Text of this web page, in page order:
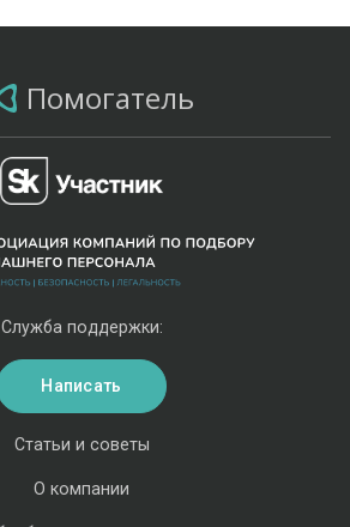
Помогатель
Статьи и советы
О компании
Служба поддержки:
Написать